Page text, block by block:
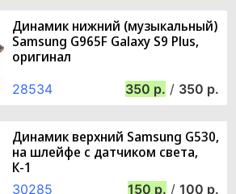
Динамик нижний (музыкальный)
Samsung G965F Galaxy S9 Plus,
оригинал
28534 350 / 350
Динамик верхний Samsung G530,
на шлейфе с датчиком света,
К-1
30285 150 / 100